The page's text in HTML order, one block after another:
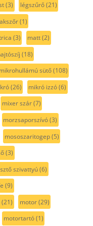
(3) légszűrő(21)
(1)
(3) matt(2)
(18)
mikrohullámú sütő(108)
(26) mikró izzó(6)
mixer szár(7)
morzsaporszívó(3)
mososzaritogep(5)
(3)
szivattyú(6)
(9)
(21) motor(29)
motortartó(1)